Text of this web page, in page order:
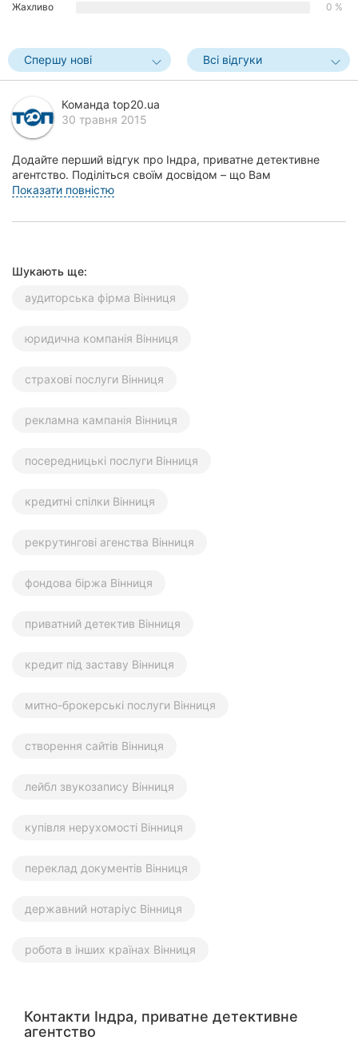
Чернігів
Черкаси
Чернівці
Суми
Франківськ
Жахливо
0 %
Спершу нові Всі відгуки
Команда top20.ua
30 травня 2015
Додайте перший відгук про Індра, приватне детективне
агентство. Поділіться своїм досвідом – що Вам
сподобалось, а що ні! Це допоможе іншим жителям Він...
Показати повністю
Шукають ще:
аудиторська фірма Вінниця
юридична компанія Вінниця
страхові послуги Вінниця
рекламна кампанія Вінниця
посередницькі послуги Вінниця
кредитні спілки Вінниця
рекрутингові агенства Вінниця
фондова біржа Вінниця
приватний детектив Вінниця
кредит під заставу Вінниця
митно-брокерські послуги Вінниця
створення сайтів Вінниця
лейбл звукозапису Вінниця
купівля нерухомості Вінниця
переклад документів Вінниця
державний нотаріус Вінниця
робота в інших країнах Вінниця
Контакти Індра, приватне детективне
агентство